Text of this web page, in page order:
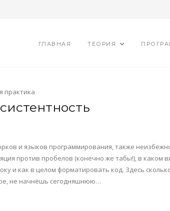
ГЛАВНАЯ ТЕОРИЯ
практика
и языков программирования, также
против пробелов (конечно же табы!), в каком
и как в целом форматировать код. Здесь
не начнёшь сегодняшнюю…